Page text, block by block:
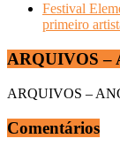
Festival
primeiro
ARQUIVOS –
ARQUIVOS –
Comentários